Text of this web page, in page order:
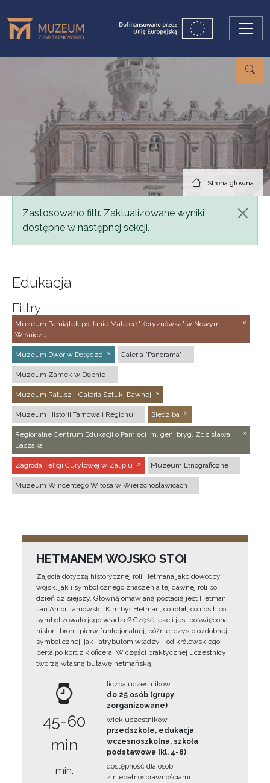
Strona główna
Komunikat
Zastosowano filtr. Zaktualizowane wyniki
dostępne w następnej sekcji.
Edukacja
Filtry
Muzeum Pamiątek po Janie Matejce "Koryznówka" w Nowym
Wiśniczu
Muzeum Dwór w Dołędze Galeria "Panorama"
Muzeum Zamek w Dębnie
Muzeum Ratusz - Galeria Sztuki Dawnej
Muzeum Historii Tarnowa i Regionu Siedziba
Regionalne Centrum Edukacji o Pamięci im. gen. bryg. Zdzisława
Baszaka
Zagroda Felicji Curyłowej w Zalipiu Muzeum Etnograficzne
Muzeum Wincentego Witosa w Wierzchosławicach
HETMANEM WOJSKO STOI
Zajęcia dotyczą historycznej roli Hetmana jako dowódcy
wojsk, jak i symbolicznego znaczenia tej dawnej roli po
dzień dzisiejszy. Główną omawianą postacią jest Hetman
Jan Amor Tarnowski. Kim był Hetman, co robił, co nosił, co
symbolizowało jego władze? Część lekcji jest poświęcona
historii broni, pierw funkcjonalnej, później czysto ozdobnej i
symbolicznej, jak i atrybutom władzy - od królewskiego
berła po kordzik oficera. W części praktycznej uczestnicy
tworzą własną buławę hetmańską.
45-60
min
min.
liczba uczestników
do 25 osób (grupy
zorganizowane)
wiek uczestników
przedszkole, edukacja
wczesnoszkolna, szkoła
podstawowa (kl. 4-8)
dostępność dla osób
z niepełnosprawnościami